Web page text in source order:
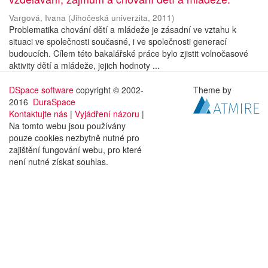
Vargová, Ivana (Jihočeská univerzita, 2011)
Problematika chování dětí a mládeže je zásadní ve vztahu k
situaci ve společnosti současné, i ve společnosti generací
budoucích. Cílem této bakalářské práce bylo zjistit volnočasové
aktivity dětí a mládeže, jejich hodnoty ...
DSpace software copyright © 2002-
2016 DuraSpace
Kontaktujte nás | Vyjádření názoru |
Na tomto webu jsou používány
pouze cookies nezbytně nutné pro
zajištění fungování webu, pro které
není nutné získat souhlas.
Theme by